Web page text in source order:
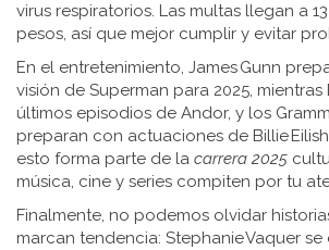
virus respiratorios. Las multas llegan a
pesos, así que mejor cumplir y evitar
En el entretenimiento, James Gunn
visión de Superman para 2025, mientras
últimos episodios de Andor, y los
preparan con actuaciones de Billie
esto forma parte de la carrera 2025
música, cine y series compiten por tu
Finalmente, no podemos olvidar
marcan tendencia: Stephanie Vaquer